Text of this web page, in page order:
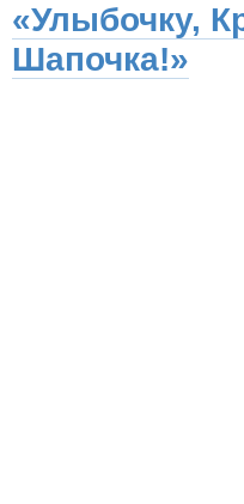
«Улыбочку,
Шапочка!»